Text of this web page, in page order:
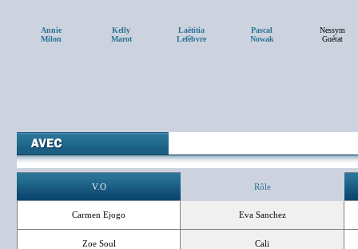
Annie
Milon
Kelly
Marot
Laëtitia
Lefèbvre
Pascal
Nowak
Nessym
Guétat
V.O Rôle
Carmen Ejogo Eva Sanchez
Zoe Soul Cali